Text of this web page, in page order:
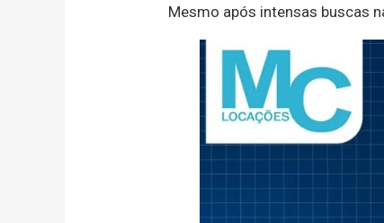
Mesmo após intensas buscas